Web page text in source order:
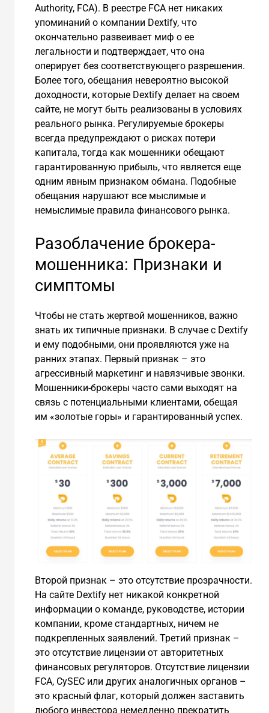
Authority, FCA). В реестре FCA нет никаких
упоминаний о компании Dextify, что
окончательно развеивает миф о ее
легальности и подтверждает, что она
оперирует без соответствующего разрешения.
Более того, обещания невероятно высокой
доходности, которые Dextify делает на своем
сайте, не могут быть реализованы в условиях
реального рынка. Регулируемые брокеры
всегда предупреждают о рисках потери
капитала, тогда как мошенники обещают
гарантированную прибыль, что является еще
одним явным признаком обмана. Подобные
обещания нарушают все мыслимые и
немыслимые правила финансового рынка.
Разоблачение брокера-
мошенника: Признаки и
симптомы
Чтобы не стать жертвой мошенников, важно
знать их типичные признаки. В случае с Dextify
и ему подобными, они проявляются уже на
ранних этапах. Первый признак – это
агрессивный маркетинг и навязчивые звонки.
Мошенники-брокеры часто сами выходят на
связь с потенциальными клиентами, обещая
им «золотые горы» и гарантированный успех.
Второй признак – это отсутствие прозрачности.
На сайте Dextify нет никакой конкретной
информации о команде, руководстве, истории
компании, кроме стандартных, ничем не
подкрепленных заявлений. Третий признак –
это отсутствие лицензии от авторитетных
финансовых регуляторов. Отсутствие лицензии
FCA, CySEC или других аналогичных органов –
это красный флаг, который должен заставить
любого инвестора немедленно прекратить